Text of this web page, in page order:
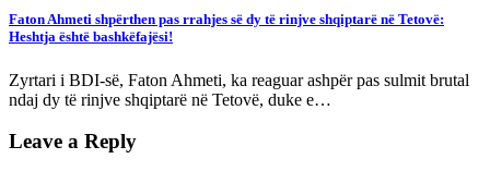
Faton Ahmeti shpërthen pas rrahjes së dy të rinjve shqiptarë në Tetovë:
Heshtja është bashkëfajësi!
Zyrtari i BDI-së, Faton Ahmeti, ka reaguar ashpër pas sulmit brutal
ndaj dy të rinjve shqiptarë në Tetovë, duke e…
Leave a Reply